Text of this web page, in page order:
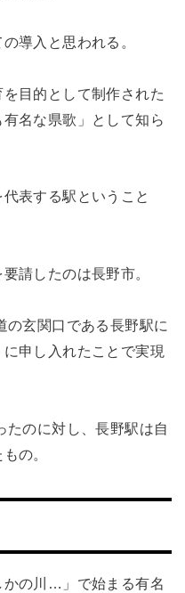
導入と思われる。
目的として制作された
名な県歌」として知ら
表する駅ということ
請したのは長野市。
の玄関口である長野駅に
申し入れたことで実現
たのに対し、長野駅は自
の。
かの川…」で始まる有名